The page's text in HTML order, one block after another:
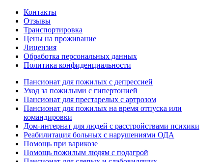
Контакты
Отзывы
Транспортировка
Цены на проживание
Лицензия
Обработка персональных данных
Политика конфиденциальности
Пансионат для пожилых с депрессией
Уход за пожилыми с гипертонией
Пансионат для престарелых с артрозом
Пансионат для пожилых на время отпуска или
командировки
Дом-интернат для людей с расстройствами психики
Реабилитация больных с нарушениями ОДА
Помощь при варикозе
Помощь пожилым людям с подагрой